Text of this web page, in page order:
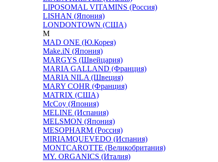
LIPOSOMAL VITAMINS (Россия)
LISHAN (Япония)
LONDONTOWN (США)
M
MAD ONE (Ю.Корея)
Make.iN (Япония)
MARGYS (Швейцария)
MARIA GALLAND (Франция)
MARIA NILA (Швеция)
MARY COHR (Франция)
MATRIX (США)
McCoy (Япония)
MELINE (Испания)
MELSMON (Япония)
MESOPHARM (Россия)
MIRIAMQUEVEDO (Испания)
MONTCAROTTE (Великобритания)
MY. ORGANICS (Италия)